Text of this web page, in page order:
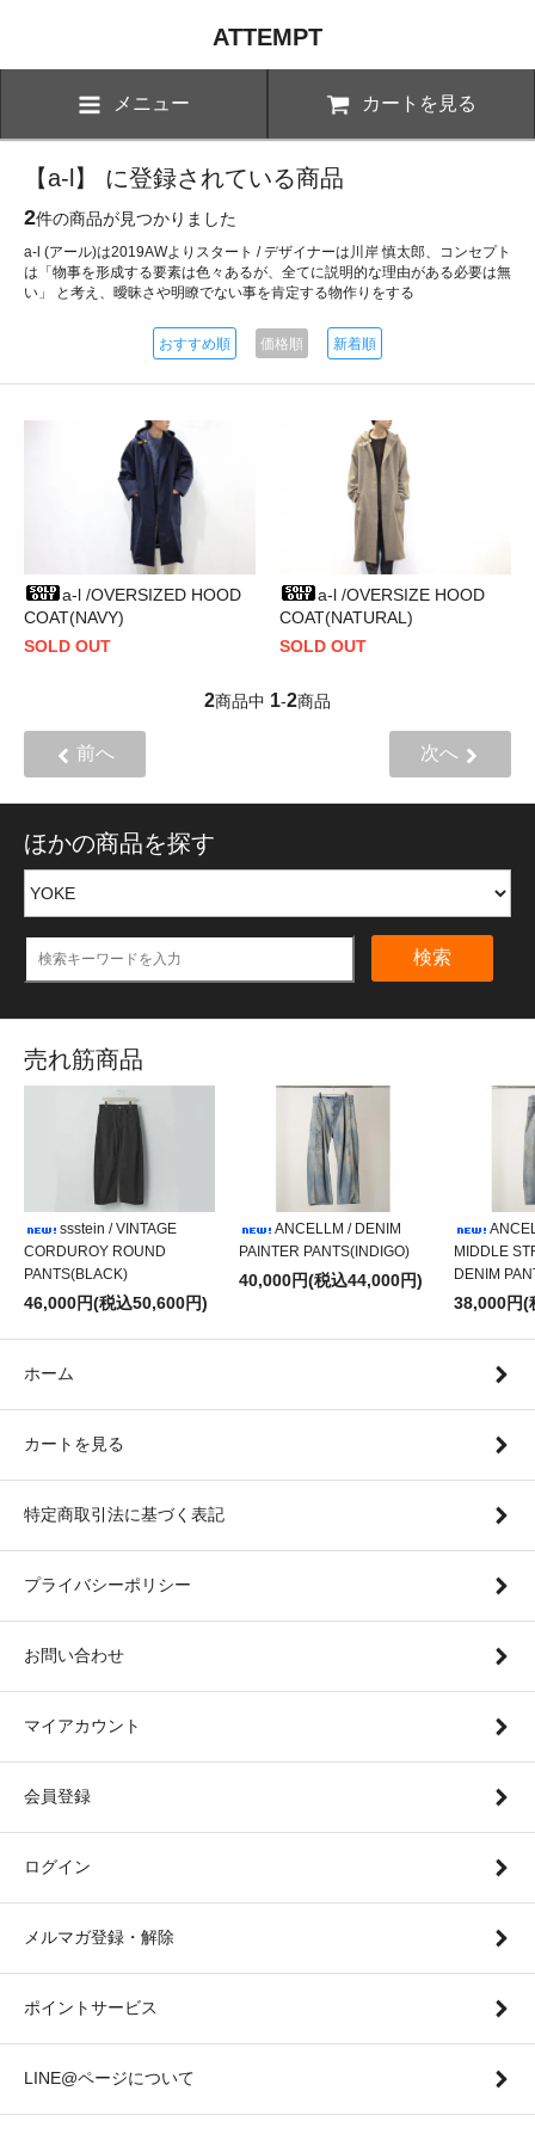
ATTEMPT
メニュー カートを見る
【a-l】 に登録されている商品
2件の商品が見つかりました
a-l (アール)は2019AWよりスタート / デザイナーは川岸 慎太郎、コンセプト
は「物事を形成する要素は色々あるが、全てに説明的な理由がある必要は無
い」 と考え、曖昧さや明瞭でない事を肯定する物作りをする
おすすめ順 価格順 新着順
a-l /OVERSIZED HOOD
COAT(NAVY)
SOLD OUT
a-l /OVERSIZE HOOD
COAT(NATURAL)
SOLD OUT
2商品中 1-2商品
前へ 次へ
ほかの商品を探す
検索
売れ筋商品
ssstein / VINTAGE
CORDUROY ROUND
PANTS(BLACK)
46,000円(税込50,600円)
ANCELLM / DENIM
PAINTER PANTS(INDIGO)
40,000円(税込44,000円)
MIDDLE
DENIM
38,000円(
ホーム
カートを見る
特定商取引法に基づく表記
プライバシーポリシー
お問い合わせ
マイアカウント
会員登録
ログイン
メルマガ登録・解除
ポイントサービス
LINE@ページについて